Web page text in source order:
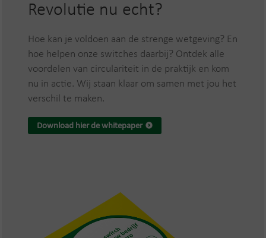
Revolutie nu echt?
Hoe kan je voldoen aan de strenge wetgeving? En
hoe helpen onze switches daarbij? Ontdek alle
voordelen van circulariteit in de praktijk en kom
nu in actie. Wij staan klaar om samen met jou het
verschil te maken.
Download hier de whitepaper